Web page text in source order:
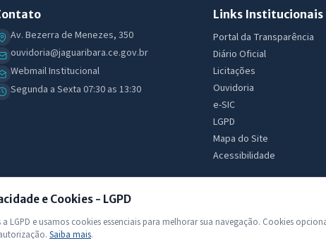
Av. Bezerra de Menezes, 350
ouvidoria@jaguaribara.ce.gov.br
Webmail Institucional
Segunda a Sexta 07:30 as 13:30
Links Institucionais
Portal da Transparência
Diário Oficial
Licitações
Ouvidoria
e-SIC
LGPD
Mapa do Site
Acessibilidade
e Cookies - LGPD
LGPD e usamos cookies essenciais para melhorar sua navegação. Cookies
Saiba mais.